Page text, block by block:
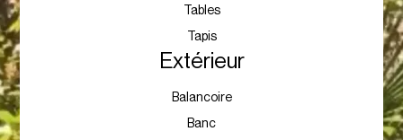
Tables
Tapis
Extérieur
Balancoire
Banc